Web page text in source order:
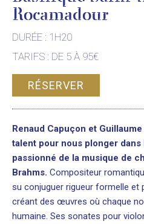
Rocamadour
DURÉE : 1H20
TARIFS : DE 5 À 95€
RÉSERVER
Renaud Capuçon et
talent pour nous plonger dans
passionné de la musique de
Brahms. Compositeur
su conjuguer rigueur formelle et
créant des œuvres où chaque
humaine. Ses sonates pour